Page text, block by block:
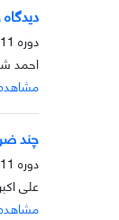
دوره 11، شماره 1، خرداد 1400، صفحه
احمد
چند
دوره 11، شماره 1، خرداد 1400، صفحه
علی